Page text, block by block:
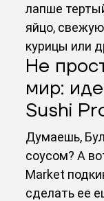
лапше
яйцо,
курицы или
Не
мир:
Sushi
Думаешь,
соусом? А
Market
сделать ее